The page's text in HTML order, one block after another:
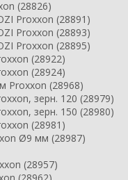
(28826)
Proxxon (28891)
Proxxon (28893)
Proxxon (28895)
(28922)
(28924)
Proxxon (28968)
зерн. 120 (28979)
зерн. 150 (28980)
(28981)
Ø9 мм (28987)
(28957)